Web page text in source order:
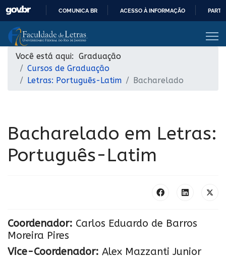
COMUNICA BR ACESSO À INFORMAÇÃO
Você está aqui: Graduação
Cursos de Graduação
Letras: Português-Latim
Bacharelado
Bacharelado em Letras:
Português-Latim
Coordenador: Carlos Eduardo de Barros
Moreira Pires
Vice-Coordenador: Alex Mazzanti Junior